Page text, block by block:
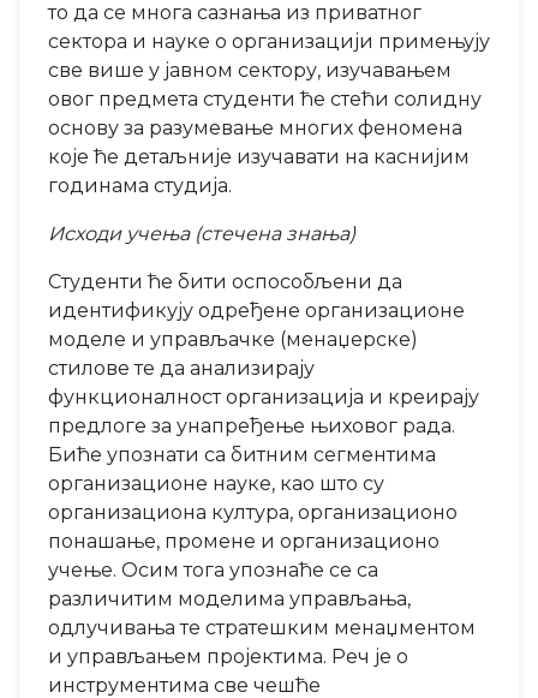
то да се многа сазнања из приватног
сектора и науке о организацији примењују
све више у јавном сектору, изучавањем
овог предмета студенти ће стећи солидну
основу за разумевање многих феномена
које ће детаљније изучавати на каснијим
годинама студија.
Исходи учења (стечена знања)
Студенти ће бити оспособљени да
идентификују одређене организационе
моделе и управљачке (менаџерске)
стилове те да анализирају
функционалност организација и креирају
предлоге за унапређење њиховог рада.
Биће упознати са битним сегментима
организационе науке, као што су
организациона култура, организационо
понашање, промене и организационо
учење. Осим тога упознаће се са
различитим моделима управљања,
одлучивања те стратешким менаџментом
и управљањем пројектима. Реч је о
инструментима све чешће